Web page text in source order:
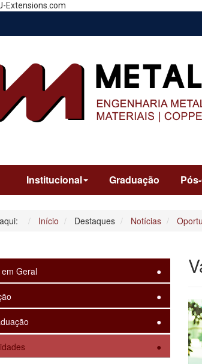
Extensions.com
Institucional Graduação
Início Destaques Notícias
Geral